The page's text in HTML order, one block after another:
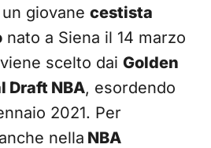
giovane cestista
nato a Siena il 14 marzo
scelto dai Golden
Draft NBA, esordendo
2021. Per
nella NBA